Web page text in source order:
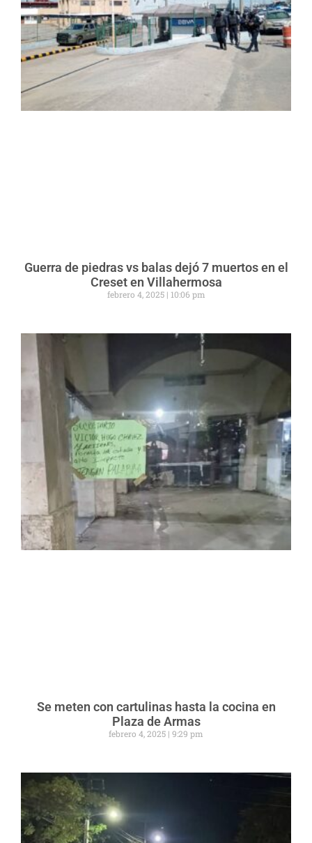
Guerra de piedras vs balas dejó 7 muertos en el
Creset en Villahermosa
febrero 4, 2025 10:06 pm
Se meten con cartulinas hasta la cocina en
Plaza de Armas
febrero 4, 2025 9:29 pm